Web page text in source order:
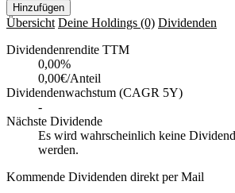
Hinzufügen
Übersicht Deine Holdings (0) Dividenden
Dividendenrendite TTM
0,00%
0,00€/Anteil
Dividendenwachstum (CAGR 5Y)
-
Nächste Dividende
Es wird wahrscheinlich keine
werden.
Kommende Dividenden direkt per Mail